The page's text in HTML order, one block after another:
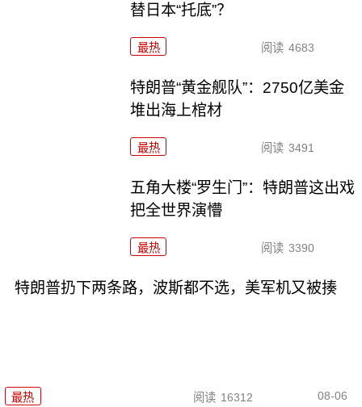
替日本“托底”？
最热 阅读 4683
特朗普“黄金舰队”：2750亿美金
堆出海上棺材
最热 阅读 3491
五角大楼“罗生门”：特朗普这出戏
把全世界演懵
最热 阅读 3390
特朗普扔下两条路，波斯都不选，美军机又被揍
最热 阅读 16312 08-06